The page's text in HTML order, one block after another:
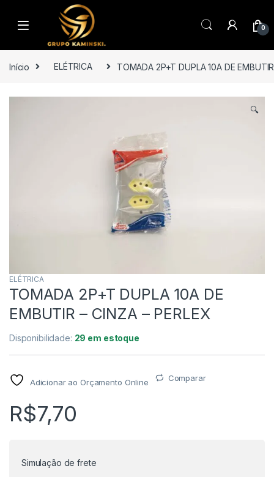
Saltar para navegação
Pular para o conteúdo
0
Início ELÉTRICA TOMADA 2P+T DUPLA 10A DE
🔍
ELÉTRICA
TOMADA 2P+T DUPLA 10A DE
EMBUTIR – CINZA – PERLEX
Disponibilidade: 29 em estoque
Adicionar ao Orçamento Online Comparar
R$7,70
Simulação de frete